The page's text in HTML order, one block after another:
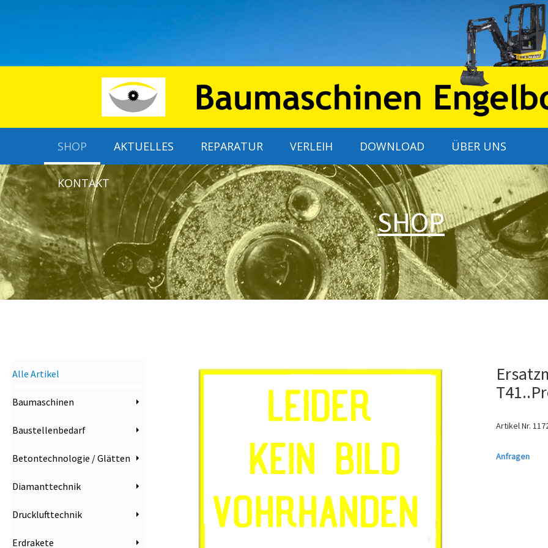
SHOP AKTUELLES REPARATUR VERLEIH DOWNLOAD ÜBER UNS
KONTAKT
SHOP
Alle Artikel
Baumaschinen
Baustellenbedarf
Betontechnologie / Glätten
Diamanttechnik
Drucklufttechnik
Erdrakete
Artikel Nr.
Anfragen